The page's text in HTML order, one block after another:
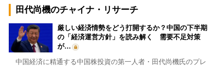
田代尚機のチャイナ・リサーチ
厳しい経済情勢をどう打開するか？中国の下半期
の「経済運営方針」を読み解く 需要不足対策
が…
中国経済に精通する中国株投資の第一人者・田代尚機氏のプレ